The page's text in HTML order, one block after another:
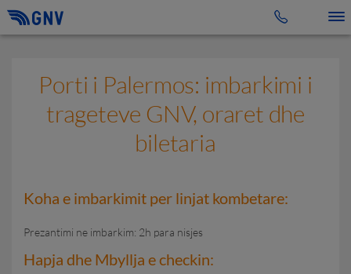
Porti i Palermos: imbarkimi i
trageteve GNV, oraret dhe
biletaria
Koha e imbarkimit per linjat kombetare:
Prezantimi ne imbarkim: 2h para nisjes
Hapja dhe Mbyllja e checkin: